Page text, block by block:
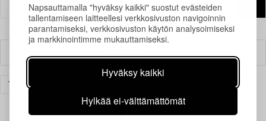
Napsauttamalla "hyväksy kaikki" suostut evästeiden
tallentamiseen laitteellesi verkkosivuston navigoinnin
parantamiseksi, verkkosivuston käytön analysoimiseksi
ja markkinointimme mukauttamiseksi.
Hyväksy kaikki
Hylkää ei-välttämättömät
TAIDE